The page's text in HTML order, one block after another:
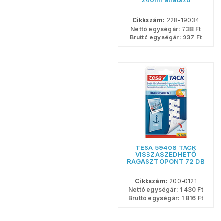
Cikkszám: 228-19034
Nettó egységár: 738 Ft
Bruttó egységár: 937 Ft
TESA 59408 TACK
VISSZASZEDHETŐ
RAGASZTÓPONT 72 DB
Cikkszám: 200-0121
Nettó egységár: 1 430 Ft
Bruttó egységár: 1 816 Ft